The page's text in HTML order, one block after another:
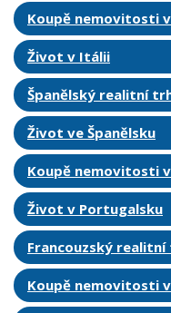
Koupě nemovitosti
Život v Itálii
Španělský realitní
Život ve Španělsku
Koupě nemovitosti
Život v Portugalsku
Francouzský
Koupě nemovitosti